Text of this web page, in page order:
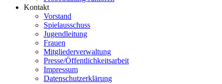
Kontakt
Vorstand
Spielausschuss
Jugendleitung
Frauen
Mitgliederverwaltung
Presse/Öffentlichkeitsarbeit
Impressum
Datenschutzerklärung